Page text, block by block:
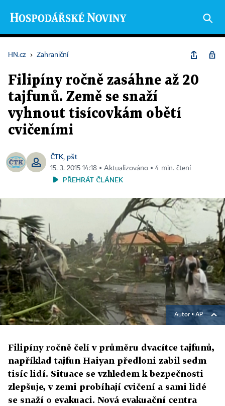
HN.cz › Zahraniční
Filipíny ročně zasáhne až 20
tajfunů. Země se snaží
vyhnout tisícovkám obětí
cvičeními
ČTK, pšt
15. 3. 2015 14:18 ▪ Aktualizováno ▪ 4 min. čtení
PŘEHRÁT ČLÁNEK
Autor ▪ AP
Filipíny ročně čelí v průměru dvacítce tajfunů,
například tajfun Haiyan předloni zabil sedm
tisíc lidí. Situace se vzhledem k bezpečnosti
zlepšuje, v zemi probíhají cvičení a sami lidé
se snaží o evakuaci. Nová evakuační centra